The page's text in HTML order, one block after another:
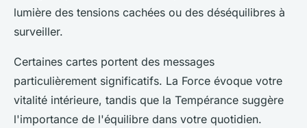
lumière des tensions cachées ou des déséquilibres à
surveiller.
Certaines cartes portent des messages
particulièrement significatifs. La Force évoque votre
vitalité intérieure, tandis que la Tempérance suggère
l'importance de l'équilibre dans votre quotidien.